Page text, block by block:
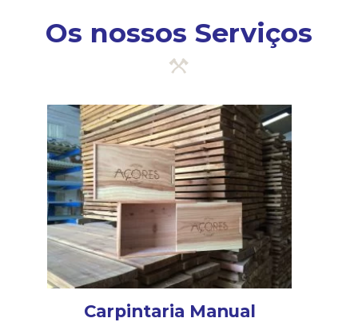
Os nossos Serviços
Carpintaria Manual